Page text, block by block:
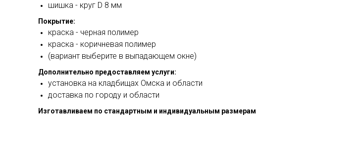
шишка - круг D 8 мм
Покрытие:
краска - черная полимер
краска - коричневая полимер
(вариант выберите в выпадающем окне)
Дополнительно предоставляем услуги:
установка на кладбищах Омска и области
доставка по городу и области
Изготавливаем по стандартным и индивидуальным размерам